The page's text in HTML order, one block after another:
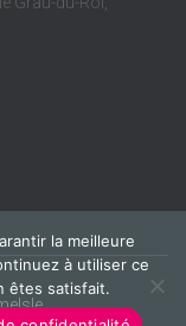
la meilleure
à utiliser ce
êtes satisfait.